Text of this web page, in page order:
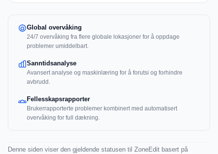
Global overvåking
24/7 overvåking fra flere globale lokasjoner for å oppdage
problemer umiddelbart.
Sanntidsanalyse
Avansert analyse og maskinlæring for å forutsi og forhindre
avbrudd.
Fellesskapsrapporter
Brukerrapporterte problemer kombinert med automatisert
overvåking for full dækning.
Denne siden viser den gjeldende statusen til ZoneEdit basert på